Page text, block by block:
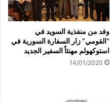
وفد من منفذية السويد في
“القومي” زار السفارة السورية في
استوكهولم مهنئاً السفير الجديد
14/01/2020